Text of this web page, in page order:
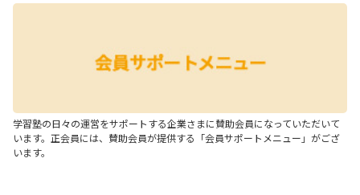
学習塾の日々の運営をサポートする企業さまに賛助会員になっていただいて
います。正会員には、賛助会員が提供する「会員サポートメニュー」がござ
います。